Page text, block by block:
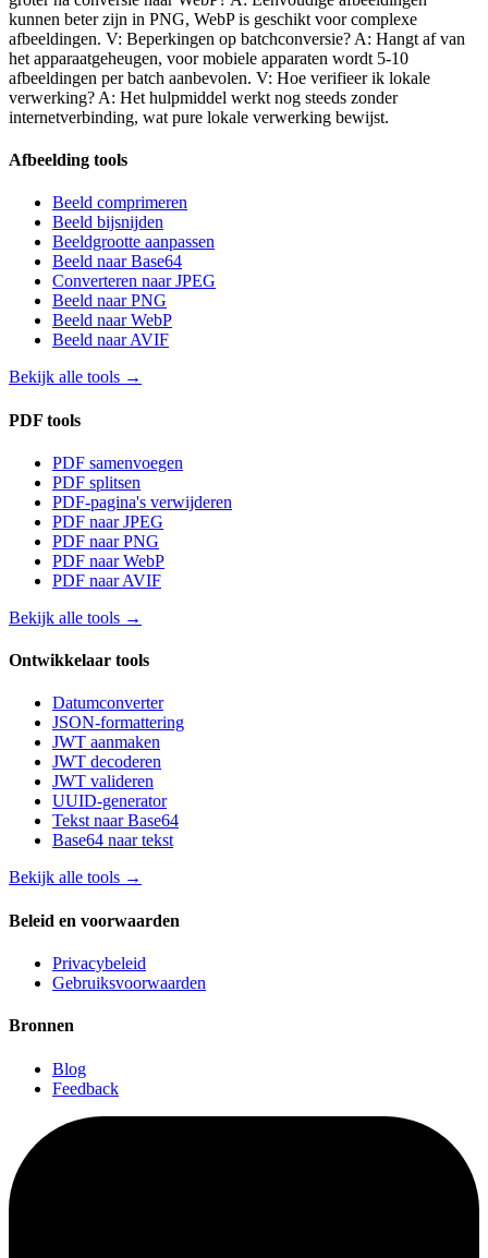
kunnen beter zijn in PNG, WebP is geschikt voor complexe
afbeeldingen. V: Beperkingen op batchconversie? A: Hangt af van
het apparaatgeheugen, voor mobiele apparaten wordt 5-10
afbeeldingen per batch aanbevolen. V: Hoe verifieer ik lokale
verwerking? A: Het hulpmiddel werkt nog steeds zonder
internetverbinding, wat pure lokale verwerking bewijst.
Afbeelding tools
Beeld comprimeren
Beeld bijsnijden
Beeldgrootte aanpassen
Beeld naar Base64
Converteren naar JPEG
Beeld naar PNG
Beeld naar WebP
Beeld naar AVIF
Bekijk alle tools →
PDF tools
PDF samenvoegen
PDF splitsen
PDF-pagina's verwijderen
PDF naar JPEG
PDF naar PNG
PDF naar WebP
PDF naar AVIF
Bekijk alle tools →
Ontwikkelaar tools
Datumconverter
JSON-formattering
JWT aanmaken
JWT decoderen
JWT valideren
UUID-generator
Tekst naar Base64
Base64 naar tekst
Bekijk alle tools →
Beleid en voorwaarden
Privacybeleid
Gebruiksvoorwaarden
Bronnen
Blog
Feedback